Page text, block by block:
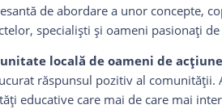
de abordare a unor concepte,
specialişti și oameni pasionați
locală de oameni de
răspunsul pozitiv al
educative care mai de care mai